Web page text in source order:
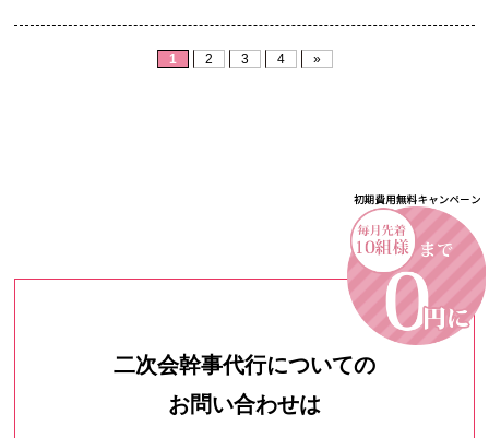
1 2 3 4 »
二次会幹事代行についての
お問い合わせは